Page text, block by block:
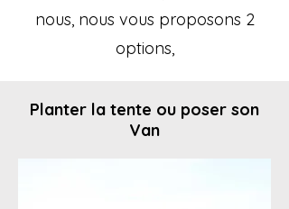
nous, nous vous proposons 2
options,
Planter la tente ou poser son
Van